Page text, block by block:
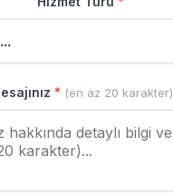
* (en az 20 karakter)